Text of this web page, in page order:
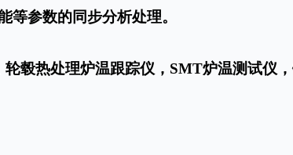
参数的同步分析处理。
毂热处理炉温跟踪仪， SMT炉温测试仪